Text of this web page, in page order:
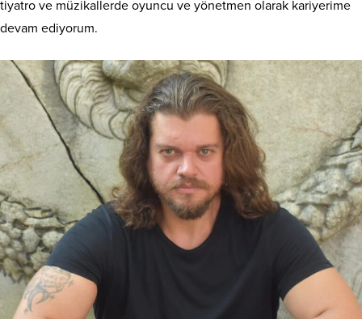
tiyatro ve müzikallerde oyuncu ve yönetmen olarak kariyerime
devam ediyorum.